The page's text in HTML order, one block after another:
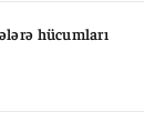
hücumları